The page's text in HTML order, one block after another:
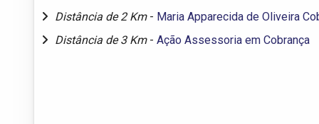
Distância de 2 Km - Maria Apparecida de Oliveira
Distância de 3 Km - Ação Assessoria em Cobrança